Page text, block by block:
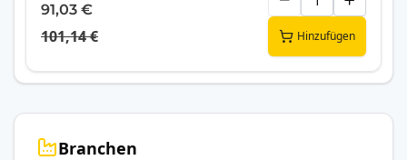
91,03 €
101,14 € Hinzufügen
Branchen